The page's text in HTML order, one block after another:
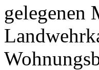
gelegenen